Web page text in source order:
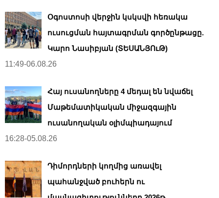
Օգոստոսի վերջին կսկսվի հեռակա
ուսուցման հայտագրման գործընթացը.
Կարո Նասիբյան (ՏԵՍԱՆՅՈւԹ)
11:49-06.08.26
Հայ ուսանողները 4 մեդալ են նվաճել
Մաթեմատիկական միջազգային
ուսանողական օլիմպիադայում
16:28-05.08.26
Դիմորդների կողմից առավել
պահանջված բուհերն ու